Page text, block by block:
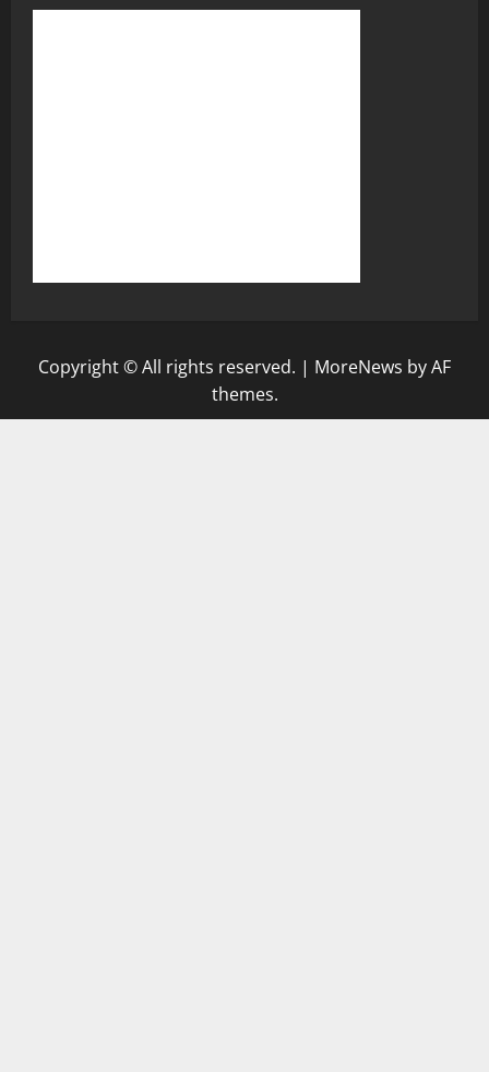
Copyright © All rights reserved. | MoreNews by AF
themes.